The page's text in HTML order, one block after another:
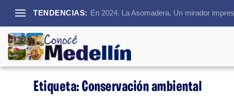
TENDENCIAS: En 2024, La Asomadera, Un mirador
Etiqueta:Conservación ambiental